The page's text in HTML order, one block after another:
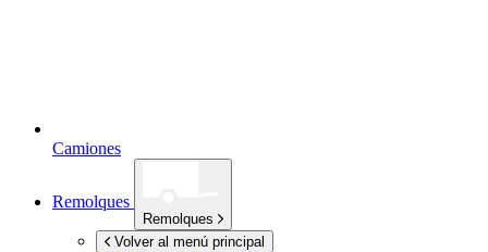
Camiones
Remolques
Remolques
Volver al menú principal